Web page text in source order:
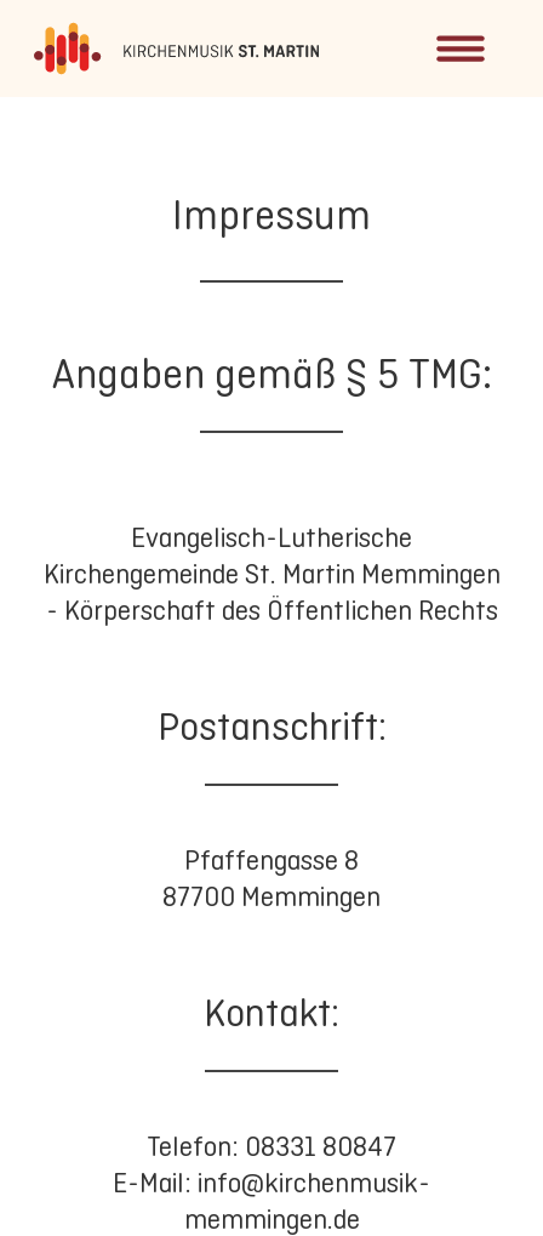
Impressum
Angaben gemäß § 5 TMG:
Evangelisch-Lutherische
Kirchengemeinde St. Martin Memmingen
- Körperschaft des Öffentlichen Rechts
Postanschrift:
Pfaffengasse 8
87700 Memmingen
Kontakt:
Telefon: 08331 80847
E-Mail: info@kirchenmusik-
memmingen.de